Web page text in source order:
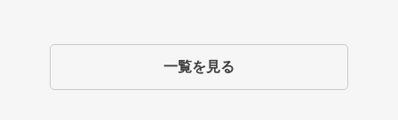
一覧を見る